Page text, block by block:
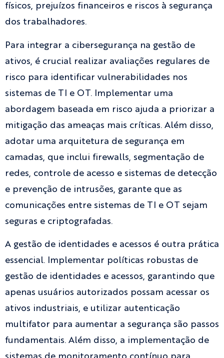
físicos, prejuízos financeiros e riscos à segurança
dos trabalhadores.
Para integrar a cibersegurança na gestão de
ativos, é crucial realizar avaliações regulares de
risco para identificar vulnerabilidades nos
sistemas de TI e OT. Implementar uma
abordagem baseada em risco ajuda a priorizar a
mitigação das ameaças mais críticas. Além disso,
adotar uma arquitetura de segurança em
camadas, que inclui firewalls, segmentação de
redes, controle de acesso e sistemas de detecção
e prevenção de intrusões, garante que as
comunicações entre sistemas de TI e OT sejam
seguras e criptografadas.
A gestão de identidades e acessos é outra prática
essencial. Implementar políticas robustas de
gestão de identidades e acessos, garantindo que
apenas usuários autorizados possam acessar os
ativos industriais, e utilizar autenticação
multifator para aumentar a segurança são passos
fundamentais. Além disso, a implementação de